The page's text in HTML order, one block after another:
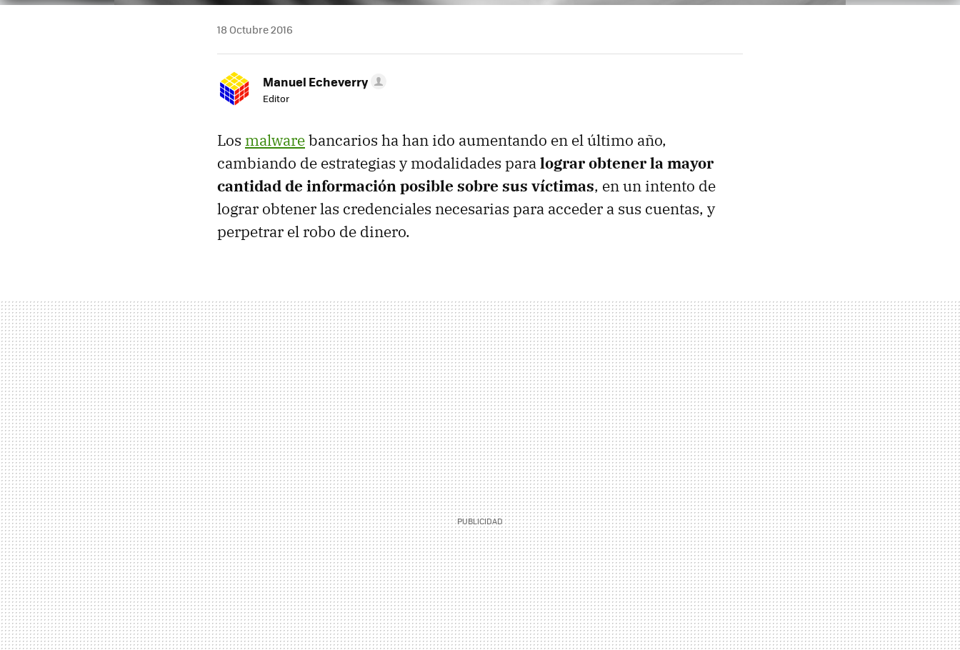
18 Octubre 2016
Manuel Echeverry
Editor
Los malwarebancarios ha han ido aumentando en el último año,
cambiando de estrategias y modalidades paralograr obtener la mayor
cantidad de información posible sobre sus víctimas, en un intento de
lograr obtener las credenciales necesarias para acceder a sus cuentas, y
perpetrar el robo de dinero.